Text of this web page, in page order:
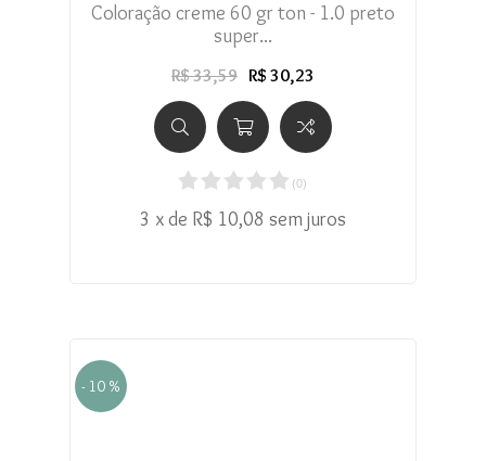
Coloração creme 60 gr ton - 1.0 preto
super...
R$ 33,59 R$ 30,23
(0)
3 x de R$ 10,08 sem juros
- 10 %